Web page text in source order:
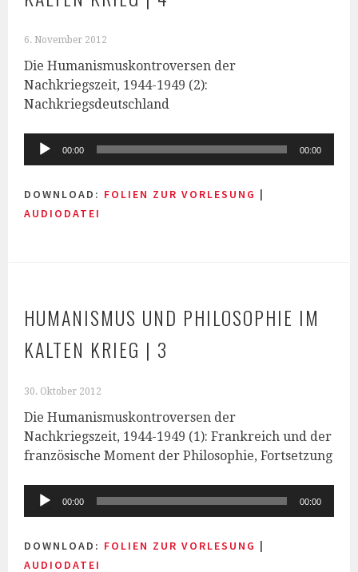
6. November 2012
Die Humanismuskontroversen der
Nachkriegszeit, 1944-1949 (2):
Nachkriegsdeutschland
Audio-
00:00 00:00
DOWNLOAD: FOLIEN ZUR VORLESUNG |
AUDIODATEI
HUMANISMUS UND PHILOSOPHIE IM
KALTEN KRIEG | 3
30. Oktober 2012
Die Humanismuskontroversen der
Nachkriegszeit, 1944-1949 (1): Frankreich und der
französische Moment der Philosophie, Fortsetzung
Audio-
00:00 00:00
DOWNLOAD: FOLIEN ZUR VORLESUNG |
AUDIODATEI